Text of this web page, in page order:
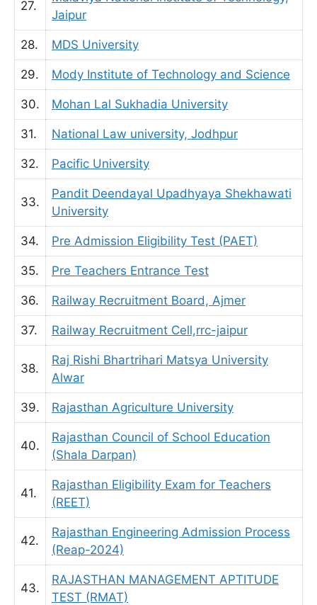
27.
Jaipur
28. MDS University
29. Mody Institute of Technology and Science
30. Mohan Lal Sukhadia University
31. National Law university, Jodhpur
32. Pacific University
33.
Pandit Deendayal Upadhyaya Shekhawati
University
34. Pre Admission Eligibility Test (PAET)
35. Pre Teachers Entrance Test
36. Railway Recruitment Board, Ajmer
37. Railway Recruitment Cell,rrc-jaipur
38.
Raj Rishi Bhartrihari Matsya University
Alwar
39. Rajasthan Agriculture University
40.
Rajasthan Council of School Education
(Shala Darpan)
41.
Rajasthan Eligibility Exam for Teachers
(REET)
42.
Rajasthan Engineering Admission Process
(Reap-2024)
43.
RAJASTHAN MANAGEMENT APTITUDE
TEST (RMAT)